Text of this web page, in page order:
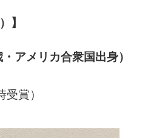
】
アメリカ合衆国出身）
賞）